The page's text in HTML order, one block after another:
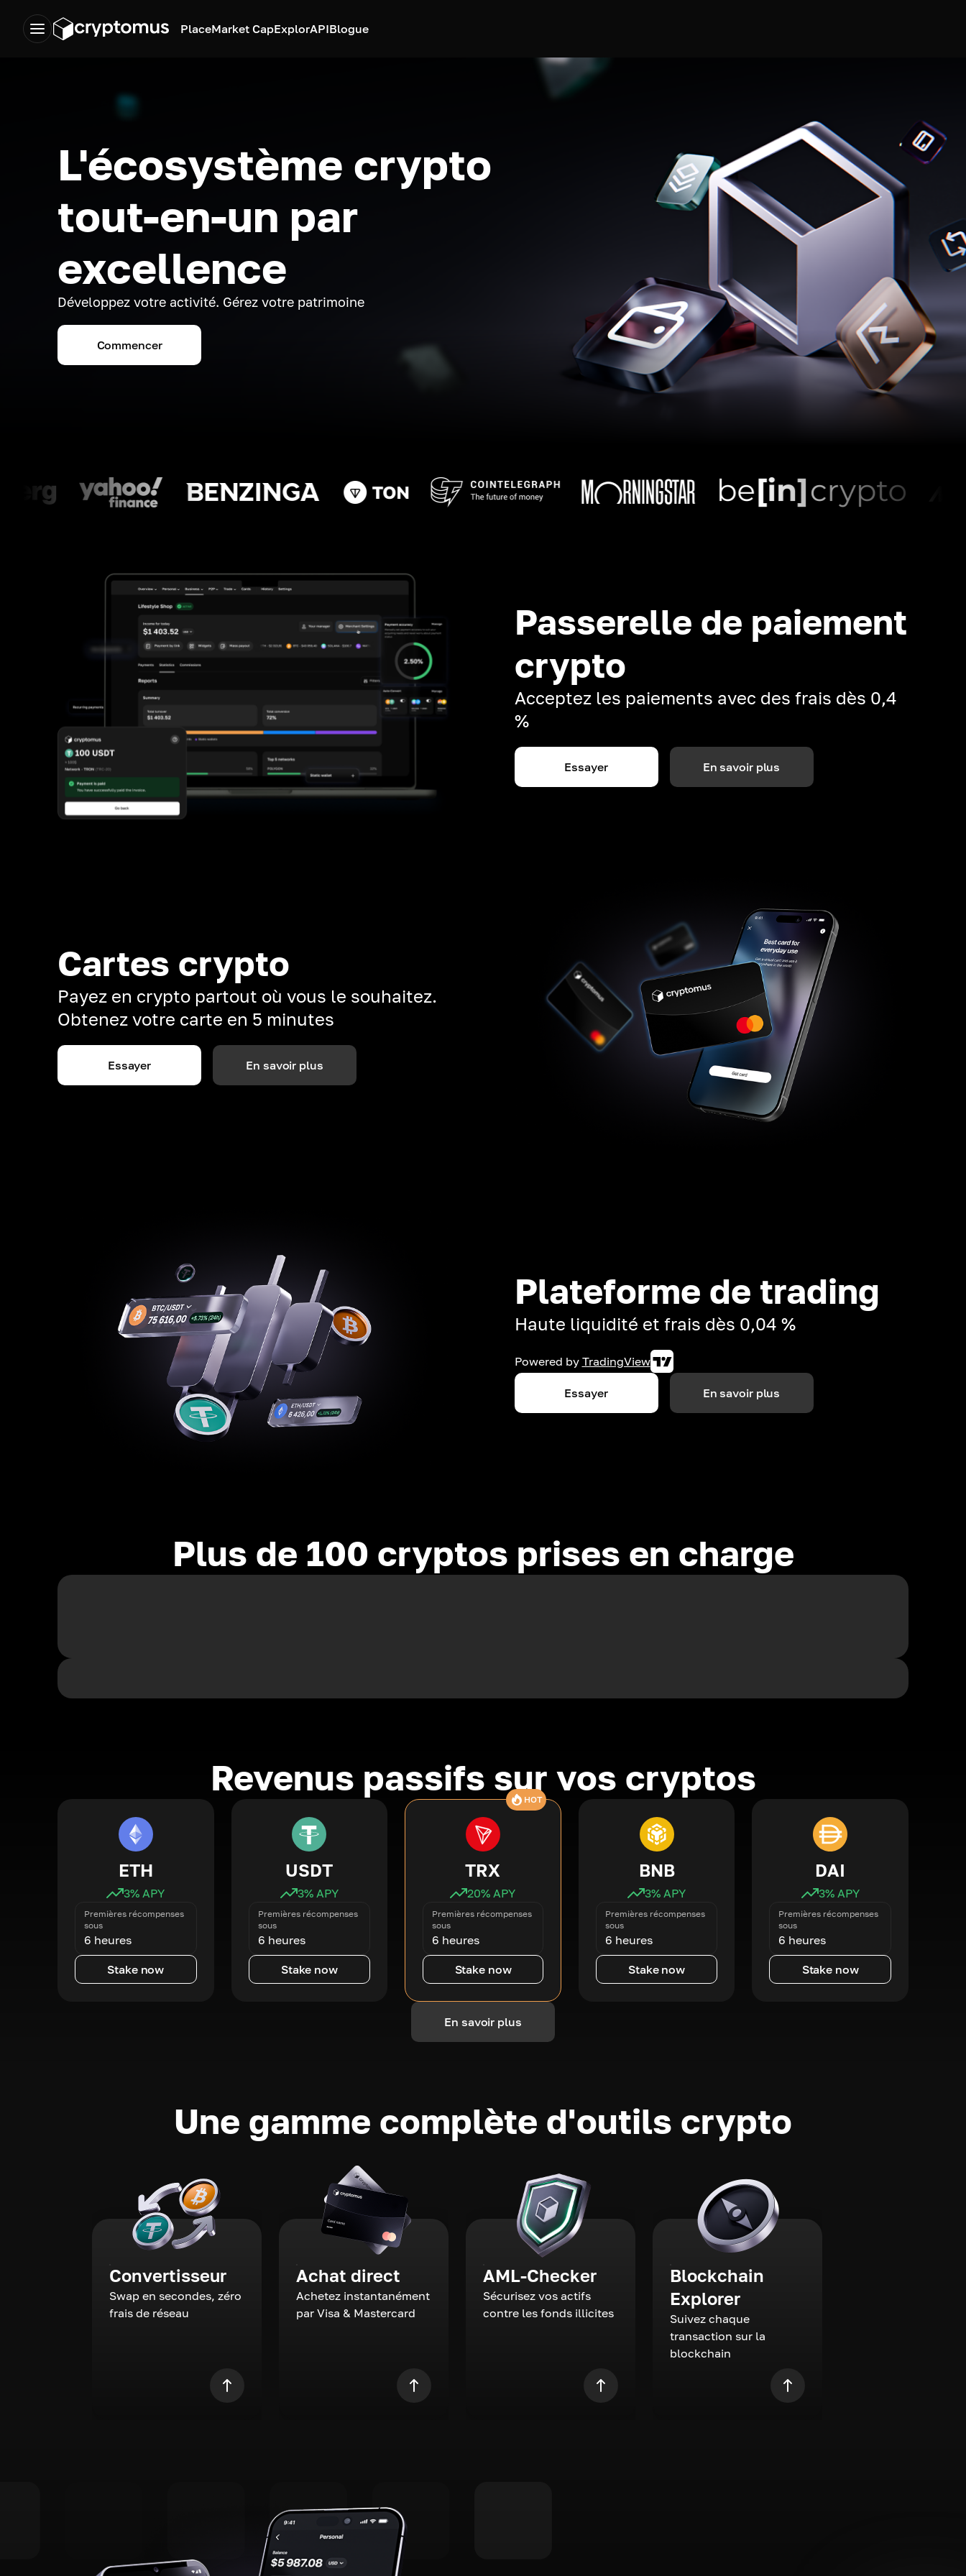
PlaceMarket CapExplorAPIBlogue
L'écosystème crypto
tout-en-un par
excellence
Développez votre activité. Gérez votre patrimoine
Commencer
Passerelle de paiement
crypto
Acceptez les paiements avec des frais dès 0,4
%
Essayer En savoir plus
Cartes crypto
Payez en crypto partout où vous le souhaitez.
Obtenez votre carte en 5 minutes
Essayer En savoir plus
Plateforme de trading
Haute liquidité et frais dès 0,04 %
Powered by TradingView
Essayer En savoir plus
Plus de 100 cryptos prises en charge
Revenus passifs sur vos cryptos
ETH
3% APY
Premières récompenses
sous
6 heures
Stake now
USDT
3% APY
Premières récompenses
sous
6 heures
Stake now
HOT
TRX
20% APY
Premières récompenses
sous
6 heures
Stake now
BNB
3% APY
Premières récompenses
sous
6 heures
Stake now
DAI
3% APY
Premières récompenses
sous
6 heures
Stake now
En savoir plus
Une gamme complète d'outils crypto
Convertisseur
Swap en secondes, zéro
frais de réseau
Achat direct
Achetez instantanément
par Visa & Mastercard
AML-Checker
Sécurisez vos actifs
contre les fonds illicites
Blockchain
Explorer
Suivez chaque
transaction sur la
blockchain